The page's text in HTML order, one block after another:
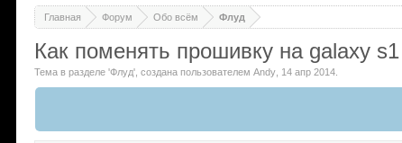
Главная Форум Обо всём Флуд
Как поменять прошивку на galaxy s1
Тема в разделе 'Флуд' , создана пользователемAndy 14 апр 2014